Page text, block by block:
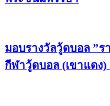
มอบรางวัลวู้ดบอล ”ร
กีฬาวู้ดบอล (เขาแดง)